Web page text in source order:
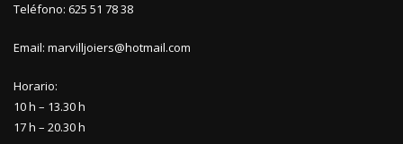
Teléfono: 625 51 78 38
Email: marvilljoiers@hotmail.com
Horario:
10 h – 13.30 h
17 h – 20.30 h